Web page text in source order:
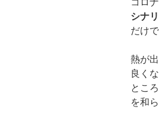
コロ
シナリ
だけで
熱が
良く
とこ
を和